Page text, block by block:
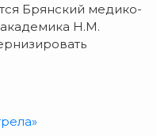
Брянский медико-
Н.М.